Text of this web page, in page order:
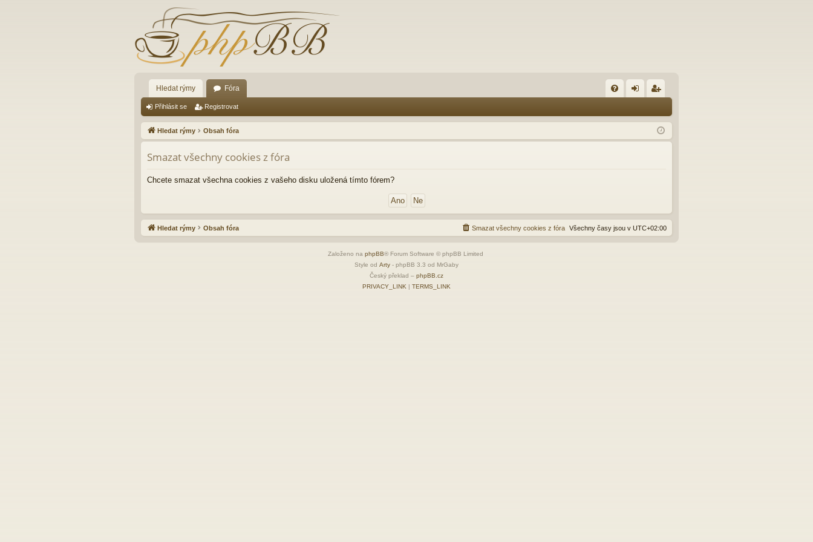
Hledat rýmy Fóra
Q lá
sit
ist
ro
Přihlásit se Registrovat
Hledat rýmy Obsah fóra
Smazat všechny cookies z fóra
Chcete smazat všechna cookies z vašeho disku uložená tímto fórem?
Hledat rýmy Obsah fóra Všechny časy jsou v UTC+02:00
Smazat všechny cookies z fóra
Založeno na phpBB® Forum Software © phpBB Limited
Style od Arty - phpBB 3.3 od MrGaby
Český překlad – phpBB.cz
PRIVACY_LINK | TERMS_LINK